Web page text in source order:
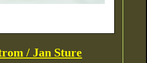
/ Jan Sture